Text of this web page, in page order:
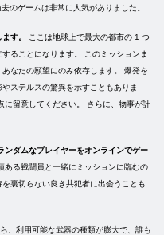
のゲームは非常に人気がありました。
す。
ここは地球上で最大の都市の 1 つ
ることになります。 このミッションま
なたの願望にのみ依存します。 爆発を
ステルスの驚異を示すこともありま
に留意してください。 さらに、物事が計
ンダムなプレイヤーをオンラインでゲー
ある戦闘員と一緒にミッションに臨むの
裏切らない良き共犯者に出会うことも
、利用可能な武器の種類が膨大で、誰も